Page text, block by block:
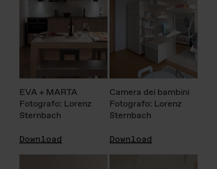
EVA + MARTA
Fotografo: Lorenz
Sternbach
Download
Camera dei bambini
Fotografo: Lorenz
Sternbach
Download